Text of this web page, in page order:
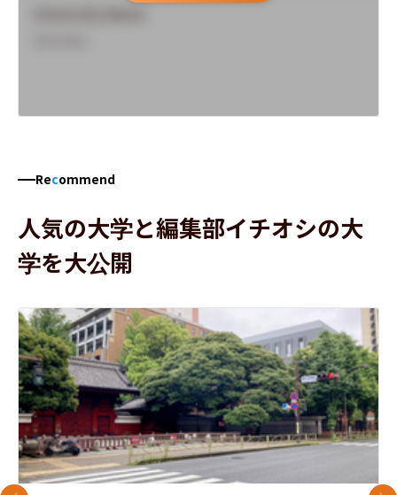
Recommend
人気の大学と編集部イチオシの大
学を大公開